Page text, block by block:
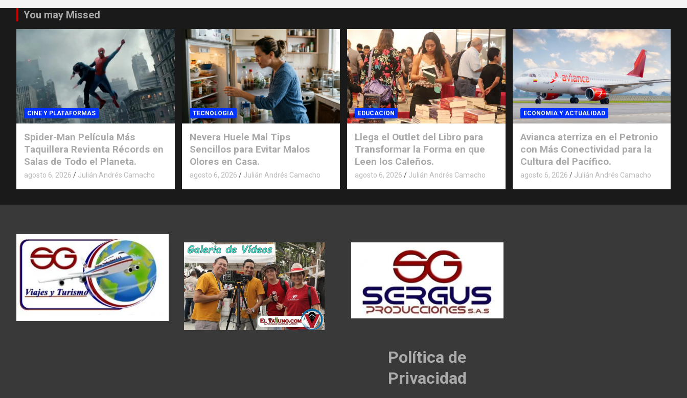
You may Missed
CINE Y PLATAFORMAS
Spider-Man Película Más
Taquillera Revienta Récords en
Salas de Todo el Planeta.
agosto 6, 2026 Julián Andrés Camacho
TECNOLOGIA
Nevera Huele Mal Tips
Sencillos para Evitar Malos
Olores en Casa.
agosto 6, 2026 Julián Andrés Camacho
EDUCACION
Llega el Outlet del Libro para
Transformar la Forma en que
Leen los Caleños.
agosto 6, 2026 Julián Andrés Camacho
ECONOMIA Y ACTUALIDAD
Avianca aterriza en el Petronio
con Más Conectividad para la
Cultura del Pacífico.
agosto 6, 2026 Julián Andrés Camacho
Política de
Privacidad